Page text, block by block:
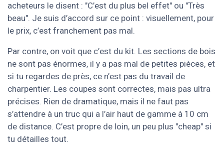
acheteurs le disent : "C’est du plus bel effet" ou "Très
beau". Je suis d’accord sur ce point : visuellement, pour
le prix, c’est franchement pas mal.
Par contre, on voit que c’est du kit. Les sections de bois
ne sont pas énormes, il y a pas mal de petites pièces, et
si tu regardes de près, ce n’est pas du travail de
charpentier. Les coupes sont correctes, mais pas ultra
précises. Rien de dramatique, mais il ne faut pas
s’attendre à un truc qui a l’air haut de gamme à 10 cm
de distance. C’est propre de loin, un peu plus "cheap" si
tu détailles tout.